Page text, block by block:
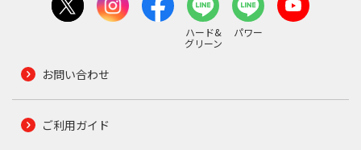
ハード&
グリーン
パワー
お問い合わせ
ご利用ガイド